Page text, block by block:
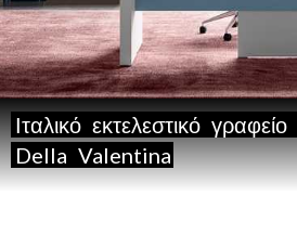
Ιταλικό εκτελεστικό γραφείο
Della Valentina